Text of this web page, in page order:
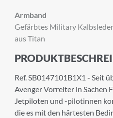
Armband
Gefärbtes Military
aus Titan
Ref. SB0147101B1X1 - Seit
Avenger Vorreiter in Sachen
Jetpiloten und -pilotinnen
die es mit den härtesten
ANMELDUNG
NEWSLETTER